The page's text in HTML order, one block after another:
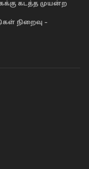
கடத்த முயன்ற
நிறைவு –